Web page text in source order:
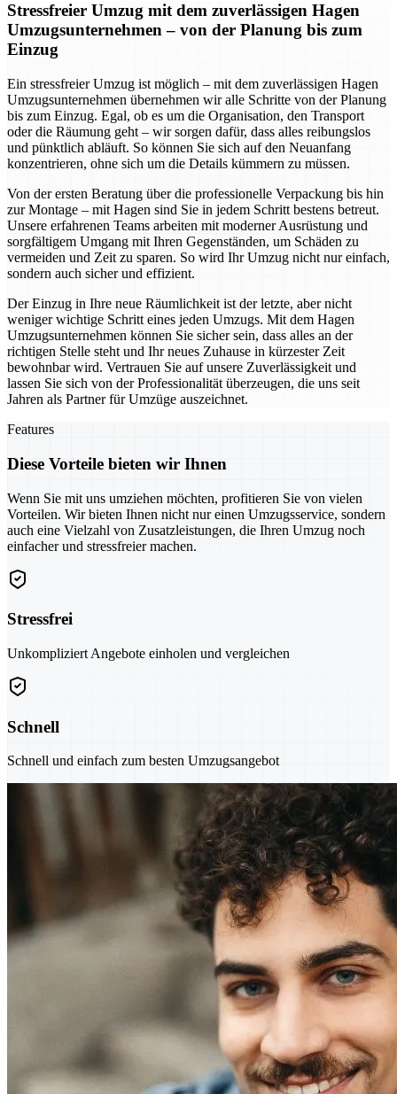
Stressfreier Umzug mit dem zuverlässigen Hagen
Umzugsunternehmen – von der Planung bis zum
Einzug
Ein stressfreier Umzug ist möglich – mit dem zuverlässigen Hagen
Umzugsunternehmen übernehmen wir alle Schritte von der Planung
bis zum Einzug. Egal, ob es um die Organisation, den Transport
oder die Räumung geht – wir sorgen dafür, dass alles reibungslos
und pünktlich abläuft. So können Sie sich auf den Neuanfang
konzentrieren, ohne sich um die Details kümmern zu müssen.
Von der ersten Beratung über die professionelle Verpackung bis hin
zur Montage – mit Hagen sind Sie in jedem Schritt bestens betreut.
Unsere erfahrenen Teams arbeiten mit moderner Ausrüstung und
sorgfältigem Umgang mit Ihren Gegenständen, um Schäden zu
vermeiden und Zeit zu sparen. So wird Ihr Umzug nicht nur einfach,
sondern auch sicher und effizient.
Der Einzug in Ihre neue Räumlichkeit ist der letzte, aber nicht
weniger wichtige Schritt eines jeden Umzugs. Mit dem Hagen
Umzugsunternehmen können Sie sicher sein, dass alles an der
richtigen Stelle steht und Ihr neues Zuhause in kürzester Zeit
bewohnbar wird. Vertrauen Sie auf unsere Zuverlässigkeit und
lassen Sie sich von der Professionalität überzeugen, die uns seit
Jahren als Partner für Umzüge auszeichnet.
Features
Diese Vorteile bieten wir Ihnen
Wenn Sie mit uns umziehen möchten, profitieren Sie von vielen
Vorteilen. Wir bieten Ihnen nicht nur einen Umzugsservice, sondern
auch eine Vielzahl von Zusatzleistungen, die Ihren Umzug noch
einfacher und stressfreier machen.
Stressfrei
Unkompliziert Angebote einholen und vergleichen
Schnell
Schnell und einfach zum besten Umzugsangebot